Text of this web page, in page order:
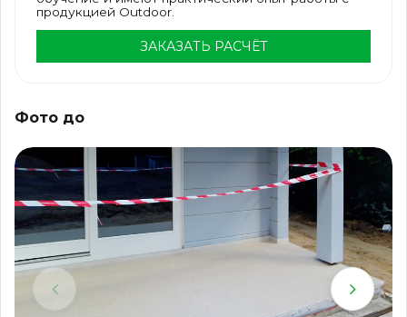
продукцией Outdoor.
ЗАКАЗАТЬ РАСЧЁТ
Фото до